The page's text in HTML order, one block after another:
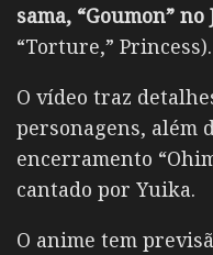
sama, “Goumon”
“Torture,” Princess).
O vídeo traz
personagens, além
encerramento
cantado por Yuika.
O anime tem